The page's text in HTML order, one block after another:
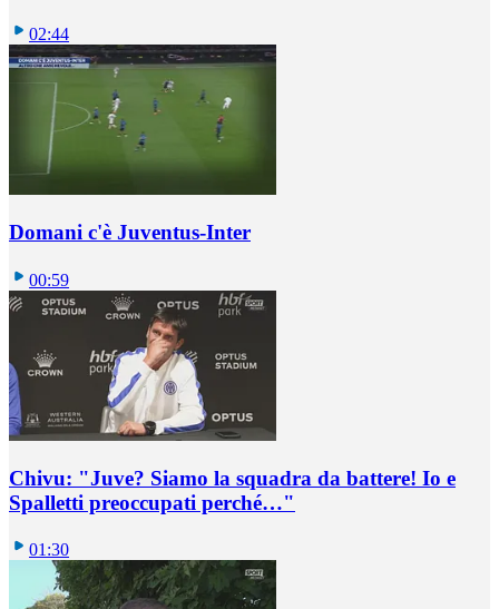
02:44
Domani c'è Juventus-Inter
00:59
Chivu: "Juve? Siamo la squadra da battere! Io e
Spalletti preoccupati perché…"
01:30